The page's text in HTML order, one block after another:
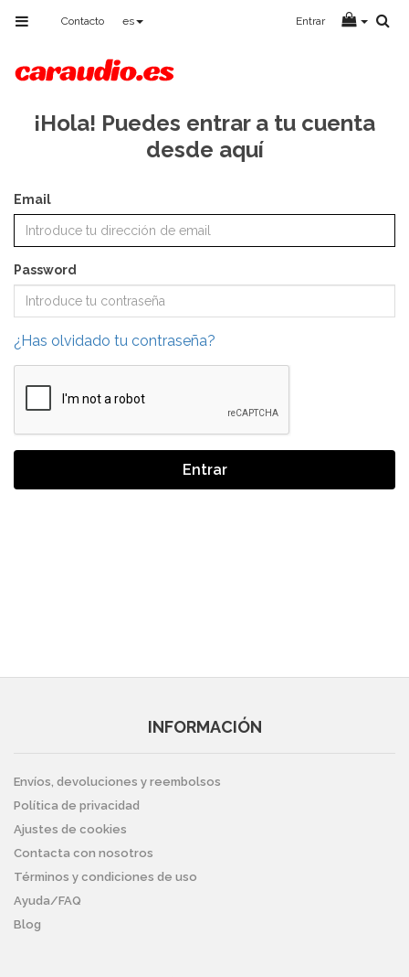
Toggle
navigation
Contacto es Entrar
¡Hola! Puedes entrar a tu cuenta
desde aquí
Email
Password
¿Has olvidado tu contraseña?
Entrar
INFORMACIÓN
Envíos, devoluciones y reembolsos
Política de privacidad
Ajustes de cookies
Contacta con nosotros
Términos y condiciones de uso
Ayuda/FAQ
Blog